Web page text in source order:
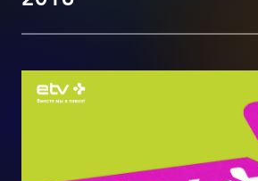
etv+ visuaalne